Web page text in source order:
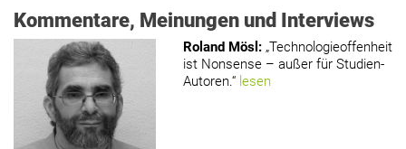
Kommentare, Meinungen und Interviews
Roland Mösl : „Technologieoffenheit
ist Nonsense – außer für Studien-
Autoren.“ lesen